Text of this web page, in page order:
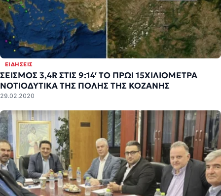
ΕΙΔΉΣΕΙΣ
ΣΕΙΣΜΟΣ 3,4R ΣΤΙΣ 9:14′ TO ΠΡΩΙ 15ΧΙΛΙΟΜΕΤΡΑ
ΝΟΤΙΟΔΥΤΙΚΑ ΤΗΣ ΠΟΛΗΣ ΤΗΣ ΚΟΖΑΝΗΣ
29.02.2020